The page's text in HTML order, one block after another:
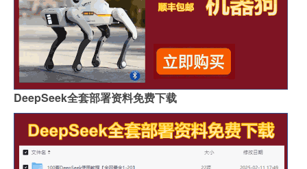
DeepSeek全套部署资料免费下载